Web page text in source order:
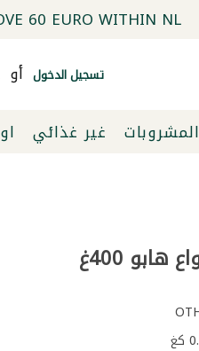
60 EURO WITHIN NL
تسجيل الدخول أو
المشروبات غير غذائي
400غ